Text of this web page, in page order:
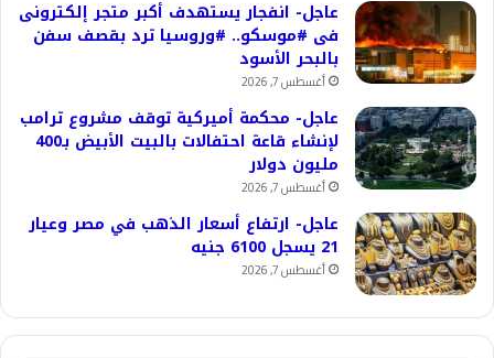
عاجل- انفجار يستهدف أكبر متجر إلكترونى
فى #موسكو.. #وروسيا ترد بقصف سفن
بالبحر الأسود
أغسطس 7, 2026
عاجل- محكمة أميركية توقف مشروع ترامب
لإنشاء قاعة احتفالات بالبيت الأبيض بـ400
مليون دولار
أغسطس 7, 2026
عاجل- ارتفاع أسعار الذهب في مصر وعيار
21 يسجل 6100 جنيه
أغسطس 7, 2026